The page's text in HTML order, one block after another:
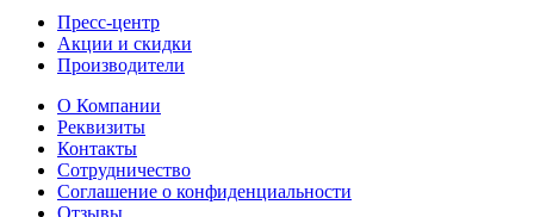
Пресс-центр
Акции и скидки
Производители
О Компании
Реквизиты
Контакты
Сотрудничество
Соглашение о конфиденциальности
Отзывы